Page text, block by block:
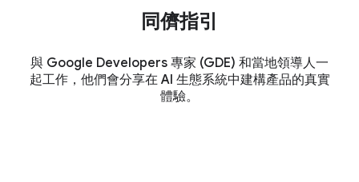
同儕指引
與 Google Developers 專家 (GDE) 和當地領導人一
起工作，他們會分享在 AI 生態系統中建構產品的真實
體驗。